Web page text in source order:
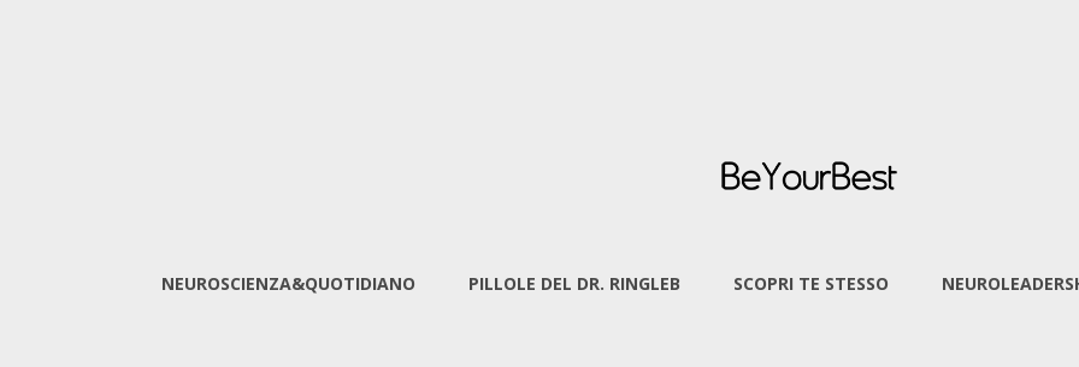
NEUROSCIENZA&QUOTIDIANO PILLOLE DEL DR. RINGLEB SCOPRI TE STESSO